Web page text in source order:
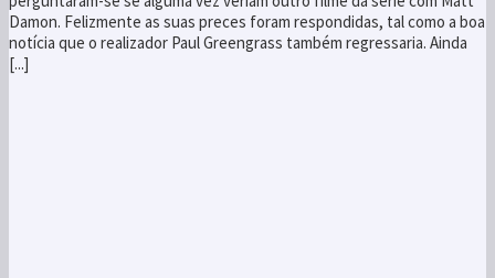
Damon. Felizmente as suas preces foram respondidas, tal como a boa
notícia que o realizador Paul Greengrass também regressaria. Ainda
[...]